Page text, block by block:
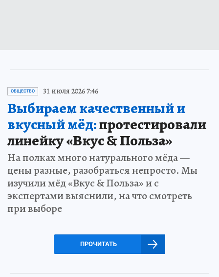
ОБЩЕСТВО 31 июля 2026 7:46
Выбираем качественный и
вкусный мёд:протестировали
линейку «Вкус & Польза»
На полках много натурального мёда —
цены разные, разобраться непросто. Мы
изучили мёд «Вкус & Польза» и с
экспертами выяснили, на что смотреть
при выборе
ПРОЧИТАТЬ